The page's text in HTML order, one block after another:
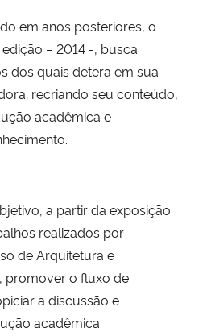
em anos posteriores, o
– 2014 -, busca
dos quais detera em sua
recriando seu conteúdo,
acadêmica e
a partir da exposição
realizados por
de Arquitetura e
promover o fluxo de
a discussão e
acadêmica.